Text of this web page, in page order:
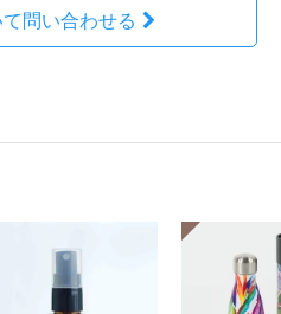
問い合わせる